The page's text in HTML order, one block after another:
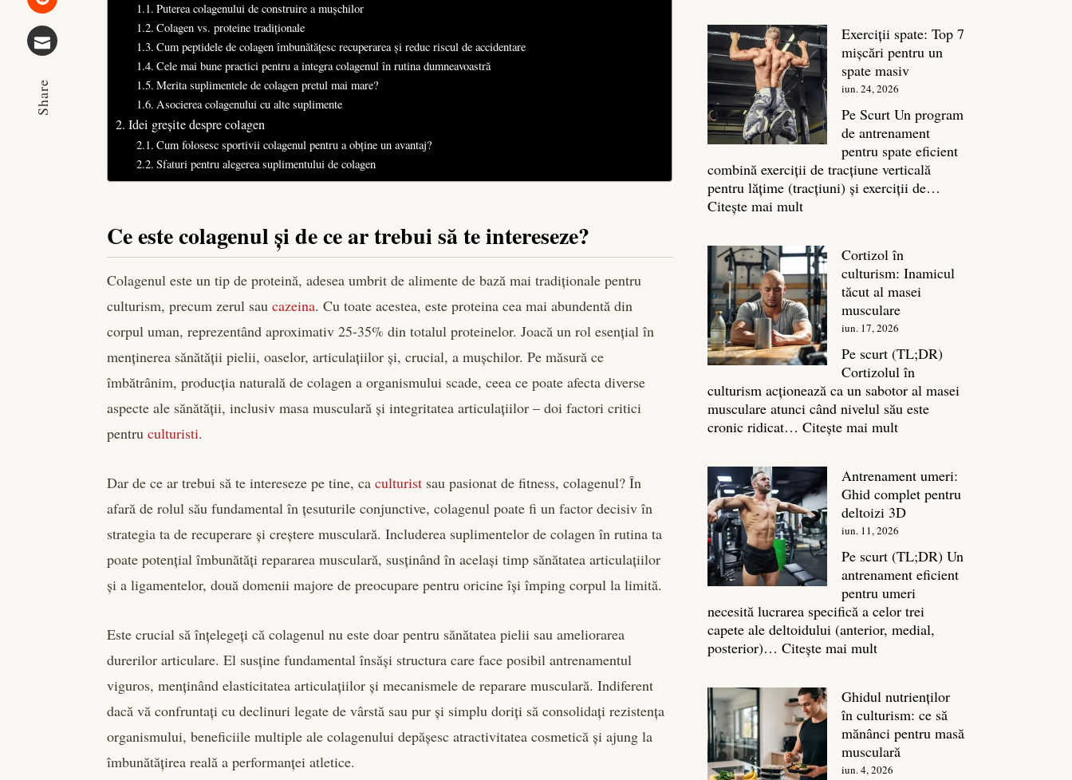
Stumbleupon
Share
Puterea colagenului de construire a mușchilor
Colagen vs. proteine tradiționale
Cum peptidele de colagen îmbunătățesc recuperarea și reduc riscul de accidentare
Cele mai bune practici pentru a integra colagenul în rutina dumneavoastră
Merita suplimentele de colagen pretul mai mare?
Asocierea colagenului cu alte suplimente
Idei greșite despre colagen
Cum folosesc sportivii colagenul pentru a obține un avantaj?
Sfaturi pentru alegerea suplimentului de colagen
Ce este colagenul și de ce ar trebui să te intereseze?
Colagenul este un tip de proteină, adesea umbrit de alimente de bază mai tradiționale pentru
culturism, precum zerul saucazeina. Cu toate acestea, este proteina cea mai abundentă din
corpul uman, reprezentând aproximativ 25-35% din totalul proteinelor. Joacă un rol esențial în
menținerea sănătății pielii, oaselor, articulațiilor și, crucial, a mușchilor. Pe măsură ce
îmbătrânim, producția naturală de colagen a organismului scade, ceea ce poate afecta diverse
aspecte ale sănătății, inclusiv masa musculară și integritatea articulațiilor – doi factori critici
pentruculturisti.
Dar de ce ar trebui să te intereseze pe tine, caculturist sau pasionat de fitness, colagenul? În
afară de rolul său fundamental în țesuturile conjunctive, colagenul poate fi un factor decisiv în
strategia ta de recuperare și creștere musculară. Includerea suplimentelor de colagen în rutina ta
poate potențial îmbunătăți repararea musculară, susținând în același timp sănătatea articulațiilor
și a ligamentelor, două domenii majore de preocupare pentru oricine își împing corpul la limită.
Este crucial să înțelegeți că colagenul nu este doar pentru sănătatea pielii sau ameliorarea
durerilor articulare. El susține fundamental însăși structura care face posibil antrenamentul
viguros, menținând elasticitatea articulațiilor și mecanismele de reparare musculară. Indiferent
dacă vă confruntați cu declinuri legate de vârstă sau pur și simplu doriți să consolidați rezistența
organismului, beneficiile multiple ale colagenului depășesc atractivitatea cosmetică și ajung la
îmbunătățirea reală a performanței atletice.
ce
sa
masa
Exerciții spate: Top 7
mișcări pentru un
spate masiv
iun. 24, 2026
Pe Scurt Un program
de antrenament
pentru spate eficient
combină exerciții de tracțiune verticală
pentru lățime (tracțiuni) și exerciții de…
Citește mai mult:
spate:
Top
7
mișcări
pentru
un
spate
masiv
Cortizol în
culturism: Inamicul
tăcut al masei
musculare
iun. 17, 2026
Pe scurt (TL;DR)
Cortizolul în
culturism acționează ca un sabotor al masei
musculare atunci când nivelul său este
cronic ridicat…Citește mai mult:
culturism:
Inamicul
tăcut
al
masei
musculare
Antrenament umeri:
Ghid complet pentru
deltoizi 3D
iun. 11, 2026
Pe scurt (TL;DR) Un
antrenament eficient
pentru umeri
necesită lucrarea specifică a celor trei
capete ale deltoidului (anterior, medial,
posterior)…Citește mai mult:
Ghid
complet
pentru
deltoizi
3D
Ghidul nutrienților
în culturism: ce să
mănânci pentru masă
musculară
iun. 4, 2026